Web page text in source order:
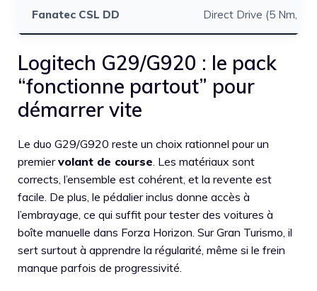
Fanatec CSL DD Direct Drive (5 Nm, 8
Logitech G29/G920 : le pack
“fonctionne partout” pour
démarrer vite
Le duo G29/G920 reste un choix rationnel pour un
premiervolant de course. Les matériaux sont
corrects, l’ensemble est cohérent, et la revente est
facile. De plus, le pédalier inclus donne accès à
l’embrayage, ce qui suffit pour tester des voitures à
boîte manuelle dans Forza Horizon. Sur Gran Turismo, il
sert surtout à apprendre la régularité, même si le frein
manque parfois de progressivité.